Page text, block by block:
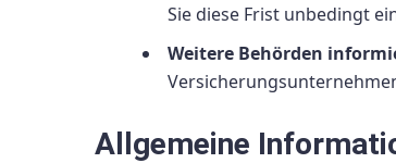
Sie diese Frist unbedingt
Weitere Behörden
Allgemeine